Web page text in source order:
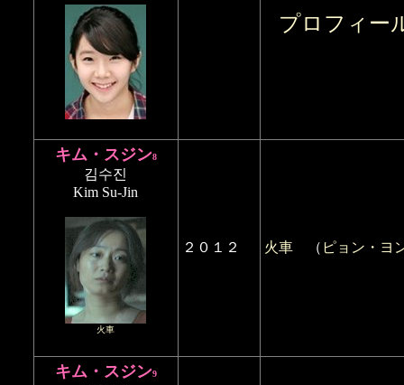
プロフィー
キム・スジン8
김수진
Kim Su-Jin
火車
２０１２ 火車 （ ピョン・ヨ
キム・スジン9